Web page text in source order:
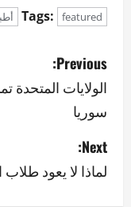
Tags: featured
P
o
s
t
n
Previous:
الولايات المتحدة
سوريا
Next:
لماذا لا يعود